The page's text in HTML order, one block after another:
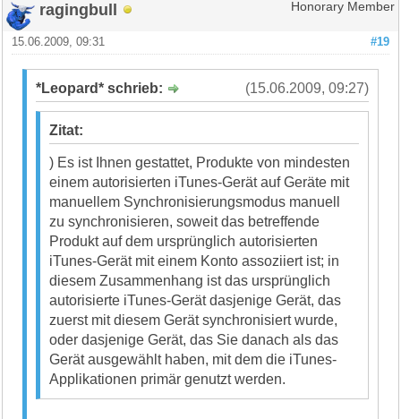
ragingbull Honorary Member
#19
15.06.2009, 09:31
(15.06.2009, 09:27)
*Leopard* schrieb:
Zitat:
) Es ist Ihnen gestattet, Produkte von mindesten
einem autorisierten iTunes-Gerät auf Geräte mit
manuellem Synchronisierungsmodus manuell
zu synchronisieren, soweit das betreffende
Produkt auf dem ursprünglich autorisierten
iTunes-Gerät mit einem Konto assoziiert ist; in
diesem Zusammenhang ist das ursprünglich
autorisierte iTunes-Gerät dasjenige Gerät, das
zuerst mit diesem Gerät synchronisiert wurde,
oder dasjenige Gerät, das Sie danach als das
Gerät ausgewählt haben, mit dem die iTunes-
Applikationen primär genutzt werden.